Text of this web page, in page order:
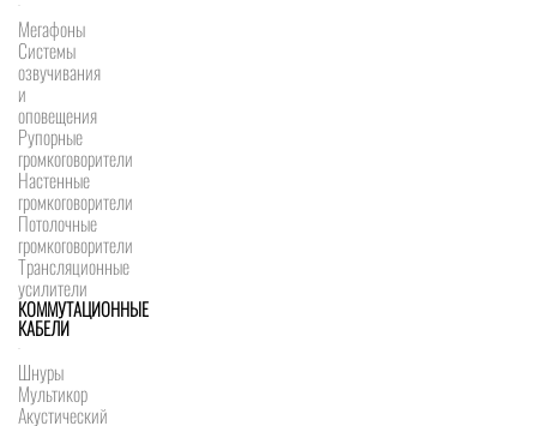
Мегафоны
Системы
озвучивания
и
оповещения
Рупорные
громкоговорители
Настенные
громкоговорители
Потолочные
громкоговорители
Трансляционные
усилители
КОММУТАЦИОННЫЕ
КАБЕЛИ
Шнуры
Мультикор
Акустический